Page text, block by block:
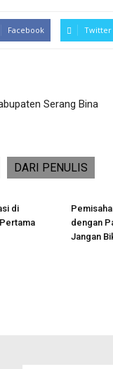
Facebook Twitter
Serang Bina
DARI PENULIS
di
dengan
Jangan